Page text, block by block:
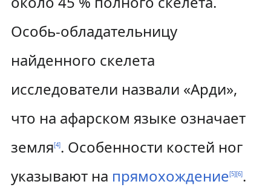
Особь-обладательницу
найденного скелета
исследователи назвали «Арди»,
что на афарском языке означает
земля[4]. Особенности костей ног
указывают на прямохождение[5][6].